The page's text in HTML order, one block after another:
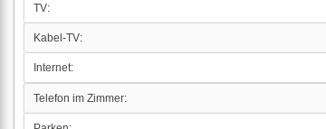
TV:
Kabel-TV:
Internet:
Telefon im Zimmer: